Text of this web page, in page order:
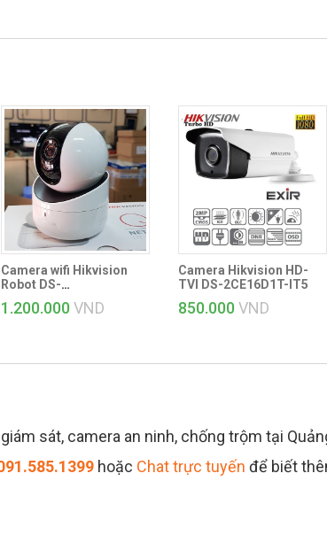
Camera wifi Hikvision
Robot DS-
2CV2Q01EFD-IW
1.200.000 VND
Camera Hikvision HD-
TVI DS-2CE16D1T-IT5
850.000 VND
sát, camera an ninh, chống trộm tại
hoặc Chat trực tuyến để biết